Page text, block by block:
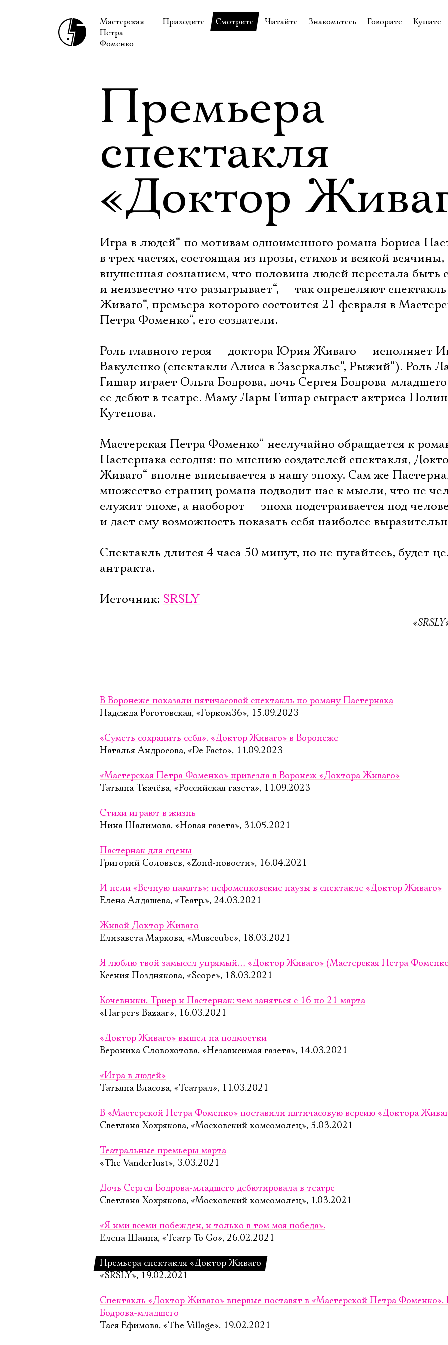
Мастерская
Петра
Фоменко
Приходите
Правила посещения
Смотрите
Внеклассные чтения
Читайте
Архив проектов
Благодарности
Библиотека Гумилёва
Знакомьтесь
Художники
Сотрудники
Владимир Максимов
Говорите
Купите
Премьера
спектакля
«Доктор
Игра в людей“ по мотивам одноименного романа Бориса
в трех частях, состоящая из прозы, стихов и всякой всячины,
внушенная сознанием, что половина людей перестала быть
и неизвестно что разыгрывает“, — так определяют спектакль
Живаго“, премьера которого состоится 21 февраля в
Петра Фоменко“, его создатели.
Роль главного героя — доктора Юрия Живаго — исполняет
Вакуленко (спектакли Алиса в За­зер­калье“, Рыжий“). Роль
Гишар играет Ольга Бодрова, дочь Сергея Бодрова-
ее дебют в театре. Маму Лары Гишар сыграет актриса
Кутепова.
Мастерская Петра Фоменко“ неслучайно обращается к
Пастернака сегодня: по мнению создателей спектакля,
Живаго“ вполне вписывается в нашу эпоху. Сам же
множество страниц романа подводит нас к мысли, что не
служит эпохе, а наоборот — эпоха подстраивается под
и дает ему возможность показать себя наиболее
Спектакль длится 4 часа 50 минут, но не пугайтесь, будет
антракта.
Источник: SRSLY
В Воронеже показали пятичасовой спектакль по роману Пастернака
Надежда Роготовская, «Горком36», 15.09.2023
«Суметь сохранить себя». «Доктор Живаго» в Воронеже
Наталья Андросова, «De Facto», 11.09.2023
«Мастерская Петра Фоменко» привезла в Воронеж «Доктора Живаго»
Татьяна Ткачёва, «Российская газета», 11.09.2023
Стихи играют в жизнь
Нина Шалимова, «Новая газета», 31.05.2021
Пастернак для сцены
Григорий Соловьев, «Zond-новости», 16.04.2021
И пели «Вечную память»: нефоменковские паузы в спектакле «Доктор Живаго»
Елена Алдашева, «Театр.», 24.03.2021
Живой Доктор Живаго
Елизавета Маркова, «Musecube», 18.03.2021
Я люблю твой замысел упрямый… «Доктор Живаго» (Мастерская Петра
Ксения Позднякова, «Scope», 18.03.2021
Кочевники, Триер и Пастернак: чем заняться с 16 по 21 марта
«Harpers Bazaar», 16.03.2021
«Доктор Живаго» вышел на подмостки
Вероника Словохотова, «Независимая газета», 14.03.2021
«Игра в людей»
Татьяна Власова, «Театрал», 11.03.2021
В «Мастерской Петра Фоменко» поставили пятичасовую версию «Доктора
Светлана Хохрякова, «Московский комсомолец», 5.03.2021
Театральные премьеры марта
«The Vanderlust», 3.03.2021
Дочь Сергея Бодрова-младшего дебютировала в театре
Светлана Хохрякова, «Московский комсомолец», 1.03.2021
«Я ими всеми побежден, и только в том моя победа».
Елена Шаина, «Театр To Go», 26.02.2021
Премьера спектакля «Доктор Живаго
«SRSLY», 19.02.2021
Спектакль «Доктор Живаго» впервые поставят в «Мастерской Петра
Бодрова-младшего
Тася Ефимова, «The Village», 19.02.2021